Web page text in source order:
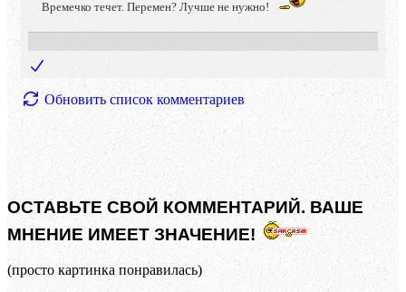
Времечко течет. Перемен? Лучше не нужно!
Обновить список комментариев
ОСТАВЬТЕ СВОЙ КОММЕНТАРИЙ. ВАШЕ
МНЕНИЕ ИМЕЕТ ЗНАЧЕНИЕ!
(просто картинка понравилась)